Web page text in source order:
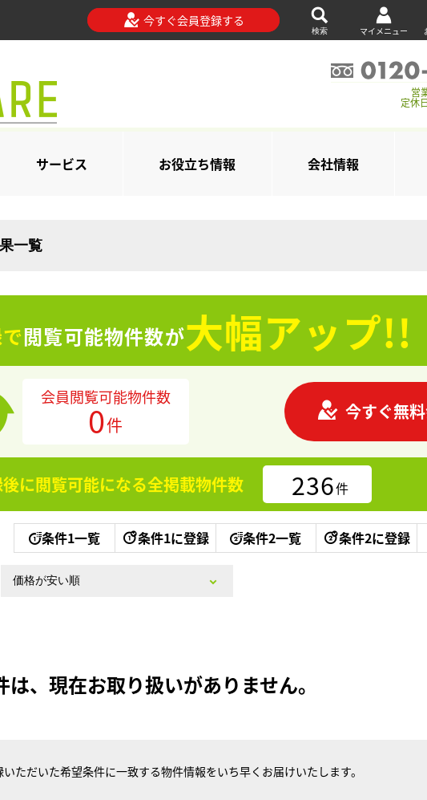
今すぐ会員登録する
検索 マイメニュー
営
定休
サービス お役立ち情報 会社情報
一覧
閲覧可能物件数が大幅アップ!!
会員閲覧可能物件数
0件
今すぐ無
に閲覧可能になる全掲載物件数 236件
条件1一覧 条件1に登録 条件2一覧 条件2に登録
、現在お取り扱いがありません。
ただいた希望条件に一致する物件情報をいち早くお届けいたします。